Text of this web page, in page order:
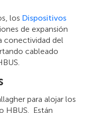
los Dispositivos
de expansión
conectividad del
cableado
para alojar los
HBUS. Están